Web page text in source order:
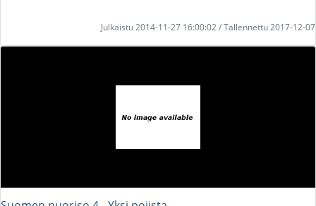
Julkaistu 2014-11-27 16:00:02 / Tallennettu 2017-12-07